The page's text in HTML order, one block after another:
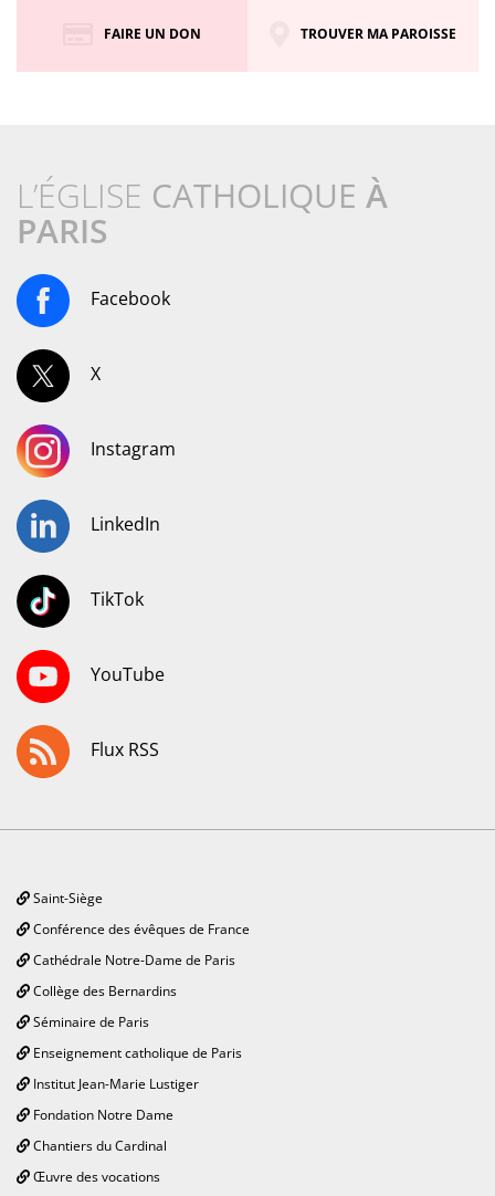
FAIRE UN DON TROUVER MA PAROISSE
L’ÉGLISE CATHOLIQUE À
PARIS
Facebook
X
Instagram
LinkedIn
TikTok
YouTube
Flux RSS
Saint-Siège
Conférence des évêques de France
Cathédrale Notre-Dame de Paris
Collège des Bernardins
Séminaire de Paris
Enseignement catholique de Paris
Institut Jean-Marie Lustiger
Fondation Notre Dame
Chantiers du Cardinal
Œuvre des vocations